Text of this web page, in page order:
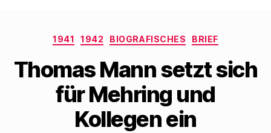
Kategorien
1941 1942 BIOGRAFISCHES BRIEF
Thomas Mann setzt sich
für Mehring und
Kollegen ein